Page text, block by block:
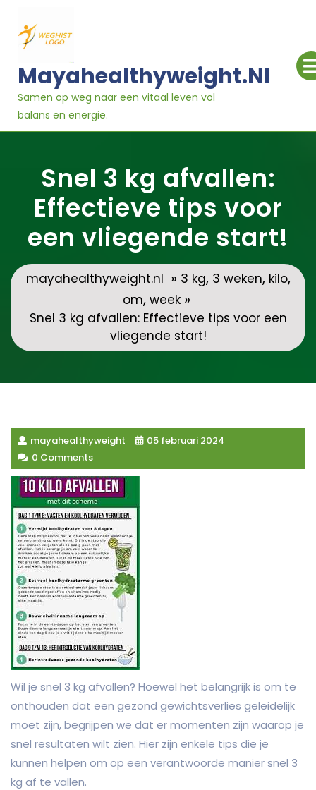
naar
inhoud
Mayahealthyweight.nl
Samen op weg naar een vitaal leven vol
balans en energie.
Snel 3 kg afvallen:
Effectieve tips voor
een vliegende start!
mayahealthyweight.nl » 3 kg, 3 weken, kilo,
om, week»
Snel 3 kg afvallen: Effectieve tips voor een
vliegende start!
mayahealthyweight
05 februari 2024
0 Comments
Wil je snel 3 kg afvallen? Hoewel het belangrijk is om te
onthouden dat een gezond gewichtsverlies geleidelijk
moet zijn, begrijpen we dat er momenten zijn waarop je
snel resultaten wilt zien. Hier zijn enkele tips die je
kunnen helpen om op een verantwoorde manier snel 3
kg af te vallen.